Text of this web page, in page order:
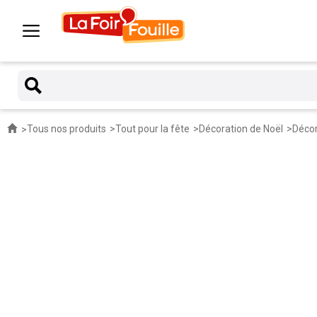
Tous nos produits Tout pour la fête Décoration de Noël